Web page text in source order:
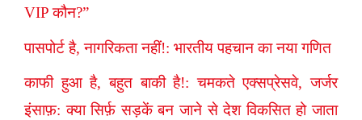
VIP कौन?”
पासपोर्ट है, नागरिकता नहीं!: भारतीय पहचान का नया गणित
काफी हुआ है, बहुत बाकी है!: चमकते एक्सप्रेसवे, जर्जर
इंसाफ़: क्या सिर्फ़ सड़कें बन जाने से देश विकसित हो जाता